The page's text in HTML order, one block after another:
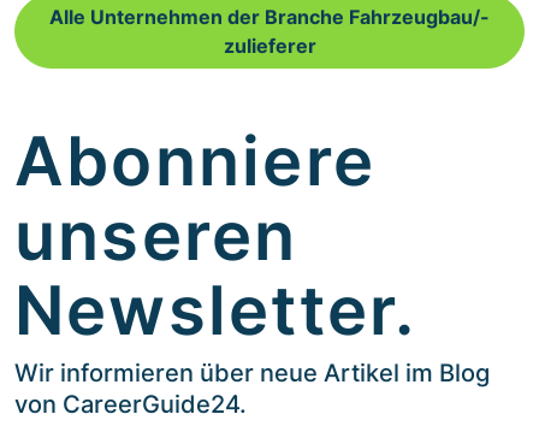
Alle Unternehmen der Branche Fahrzeugbau/-
zulieferer
Abonniere
unseren
Newsletter.
Wir informieren über neue Artikel im Blog
von CareerGuide24.